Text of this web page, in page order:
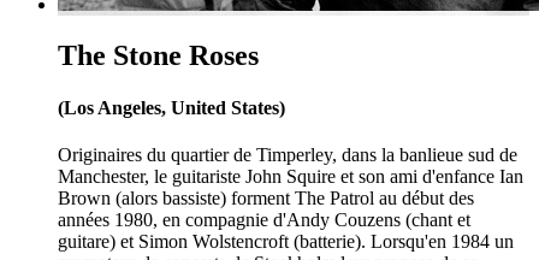
The Stone Roses
(Los Angeles, United States)
Originaires du quartier de Timperley, dans la banlieue sud de
Manchester, le guitariste John Squire et son ami d'enfance Ian
Brown (alors bassiste) forment The Patrol au début des
années 1980, en compagnie d'Andy Couzens (chant et
guitare) et Simon Wolstencroft (batterie). Lorsqu'en 1984 un